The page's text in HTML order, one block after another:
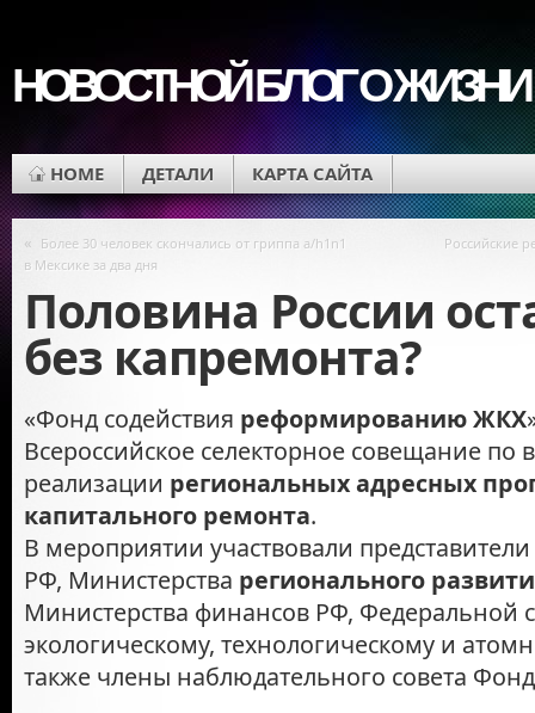
НОВОСТНОЙ БЛОГ О
HOME ДЕТАЛИ КАРТА САЙТА
« Более 30 человек скончались от гриппа a/h1n1
в Мексике за два дня
Российские
Половина России
без капремонта?
«Фонд содействия реформированию ЖКХ
Всероссийское селекторное совещание по
реализации региональных адресных
капитального ремонта.
В мероприятии участвовали
РФ, Министерства регионального
Министерства финансов РФ, Федеральной
экологическому, технологическому и
также члены наблюдательного совета